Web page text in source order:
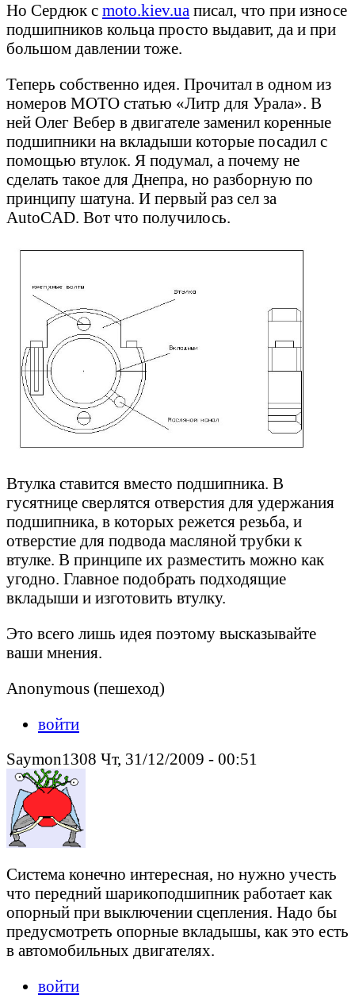
Но Сердюк с moto.kiev.ua писал, что при износе
подшипников кольца просто выдавит, да и при
большом давлении тоже.
Теперь собственно идея. Прочитал в одном из
номеров МОТО статью «Литр для Урала». В
ней Олег Вебер в двигателе заменил коренные
подшипники на вкладыши которые посадил с
помощью втулок. Я подумал, а почему не
сделать такое для Днепра, но разборную по
принципу шатуна. И первый раз сел за
AutoCAD. Вот что получилось.
Втулка ставится вместо подшипника. В
гусятнице сверлятся отверстия для удержания
подшипника, в которых режется резьба, и
отверстие для подвода масляной трубки к
втулке. В принципе их разместить можно как
угодно. Главное подобрать подходящие
вкладыши и изготовить втулку.
Это всего лишь идея поэтому высказывайте
ваши мнения.
Anonymous (пешеход)
войти
Saymon1308 Чт, 31/12/2009 - 00:51
Система конечно интересная, но нужно учесть
что передний шарикоподшипник работает как
опорный при выключении сцепления. Надо бы
предусмотреть опорные вкладышы, как это есть
в автомобильных двигателях.
войти